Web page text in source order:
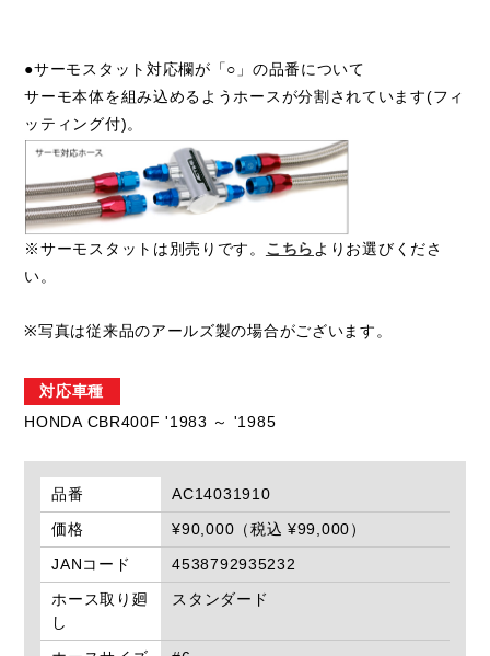
●サーモスタット対応欄が「○」の品番について
サーモ本体を組み込めるようホースが分割されています(フィ
ッティング付)。
※サーモスタットは別売りです。 こちらよりお選びくださ
い。
※写真は従来品のアールズ製の場合がございます。
対応車種
HONDA CBR400F '1983 ～ '1985
品番
AC14031910
価格
¥90,000（税込 ¥99,000）
JANコード
4538792935232
ホース取り廻
し
スタンダード